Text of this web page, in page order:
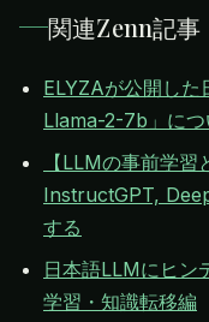
関連Zenn記事
ELYZAが公開し
Llama-2-7b」に
【LLMの事前学
InstructGPT,
する
日本語LLMにヒン
学習・知識転移編